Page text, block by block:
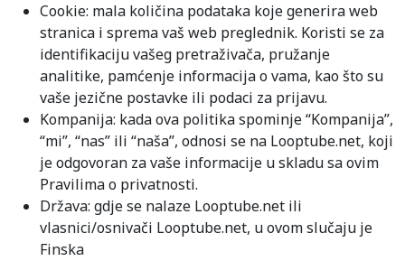
Cookie: mala količina podataka koje generira web
stranica i sprema vaš web preglednik. Koristi se za
identifikaciju vašeg pretraživača, pružanje
analitike, pamćenje informacija o vama, kao što su
vaše jezične postavke ili podaci za prijavu.
Kompanija: kada ova politika spominje “Kompanija”,
“mi”, “nas” ili “naša”, odnosi se na Looptube.net, koji
je odgovoran za vaše informacije u skladu sa ovim
Pravilima o privatnosti.
Država: gdje se nalaze Looptube.net ili
vlasnici/osnivači Looptube.net, u ovom slučaju je
Finska